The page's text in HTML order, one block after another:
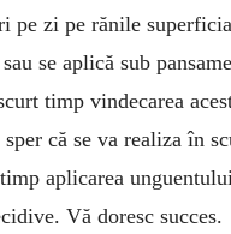
pe zi pe rănile
se aplică sub
timp vinde­carea
sper că se va realiza în
apli­carea
Vă doresc succes.